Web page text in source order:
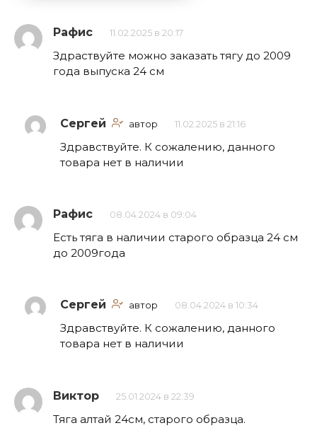
Рафис 11.02.2025 в 20:17
Здраствуйте можно заказать тягу до 2009
года выпуска 24 см
Сергей автор 11.02.2025 в 21:16
Здравствуйте. К сожалению, данного
товара нет в наличии
Рафис 08.04.2024 в 09:04
Есть тяга в наличии старого образца 24 см
до 2009года
Сергей автор 08.04.2024 в 10:34
Здравствуйте. К сожалению, данного
товара нет в наличии
Виктор 25.01.2024 в 22:39
Тяга алтай 24см, старого образца.